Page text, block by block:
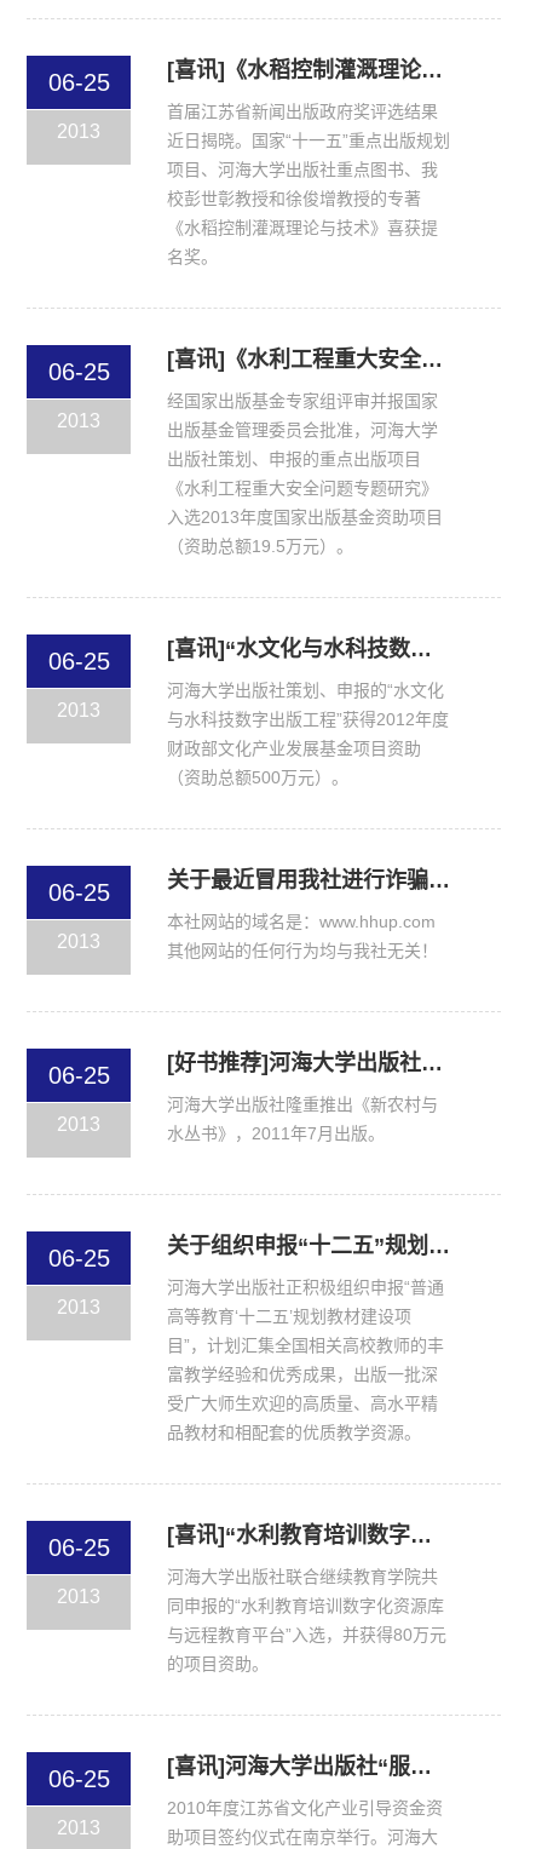
06-25
2013
[喜讯]《水稻控制灌溉理论与技术》获首届江苏省新闻出版政府奖提名奖
首届江苏省新闻出版政府奖评选结果
近日揭晓。国家“十一五”重点出版规划
项目、河海大学出版社重点图书、我
校彭世彰教授和徐俊增教授的专著
《水稻控制灌溉理论与技术》喜获提
名奖。
06-25
2013
[喜讯]《水利工程重大安全问题专题研究》入选2013年度国家出版基金资助项目
经国家出版基金专家组评审并报国家
出版基金管理委员会批准，河海大学
出版社策划、申报的重点出版项目
《水利工程重大安全问题专题研究》
入选2013年度国家出版基金资助项目
（资助总额19.5万元）。
06-25
2013
[喜讯]“水文化与水科技数字出版工程”获得2012年度财政部文化产业发展资金项目资助
河海大学出版社策划、申报的“水文化
与水科技数字出版工程”获得2012年度
财政部文化产业发展基金项目资助
（资助总额500万元）。
06-25
2013
关于最近冒用我社进行诈骗的重要声明
本社网站的域名是：www.hhup.com
其他网站的任何行为均与我社无关！
06-25
2013
[好书推荐]河海大学出版社隆重推出《新农村与水丛书》
河海大学出版社隆重推出《新农村与
水丛书》，2011年7月出版。
06-25
2013
关于组织申报“十二五”规划教材的通知
河海大学出版社正积极组织申报“普通
高等教育‘十二五’规划教材建设项
目”，计划汇集全国相关高校教师的丰
富教学经验和优秀成果，出版一批深
受广大师生欢迎的高质量、高水平精
品教材和相配套的优质教学资源。
06-25
2013
[喜讯]“水利教育培训数字化资源库与远程教育平台”获江苏省文化产业引导资金项目资助
河海大学出版社联合继续教育学院共
同申报的“水利教育培训数字化资源库
与远程教育平台”入选，并获得80万元
的项目资助。
06-25
2013
[喜讯]河海大学出版社“服务‘三农’多媒介出版工程”获江苏省文化产业引导资金项目资助
2010年度江苏省文化产业引导资金资
助项目签约仪式在南京举行。河海大